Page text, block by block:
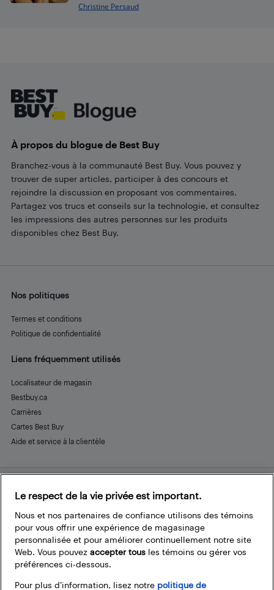
Christine Persaud
À propos du blogue de Best Buy
Branchez-vous à la communauté Best Buy. Vous pouvez y
trouver de super articles, participer à des concours et
rejoindre la discussion en proposant vos commentaires.
Partagez vos trucs et conseils sur la technologie, et consultez
les impressions des autres personnes sur les produits
disponibles chez Best Buy.
Nos politiques
Termes et conditions
Politique de confidentialité
Liens fréquemment utilisés
Localisateur de magasin
Bestbuy.ca
Carrières
Cartes Best Buy
Aide et service à la clientèle
Restez connecté
FacebookInstagram
PinterestLinkedInYouTube
Le respect de la vie privée est important.
Nous et nos partenaires de confiance utilisons des témoins
pour vous offrir une expérience de magasinage
personnalisée et pour améliorer continuellement notre site
Web. Vous pouvez accepter tous les témoins ou gérer vos
préférences ci-dessous.
Pour plus d’information, lisez notre politique de